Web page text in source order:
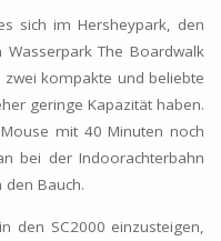
sich im Hersheypark, den
The Boardwalk
kompakte und beliebte
geringe Kapazität haben.
mit 40 Minuten noch
bei der Indoorachterbahn
Bauch.
den SC2000 einzusteigen,